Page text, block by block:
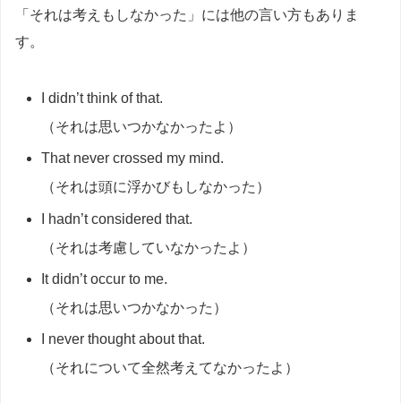
「それは考えもしなかった」には他の言い方もありま
す。
I didn’t think of that.
（それは思いつかなかったよ）
That never crossed my mind.
（それは頭に浮かびもしなかった）
I hadn’t considered that.
（それは考慮していなかったよ）
It didn’t occur to me.
（それは思いつかなかった）
I never thought about that.
（それについて全然考えてなかったよ）